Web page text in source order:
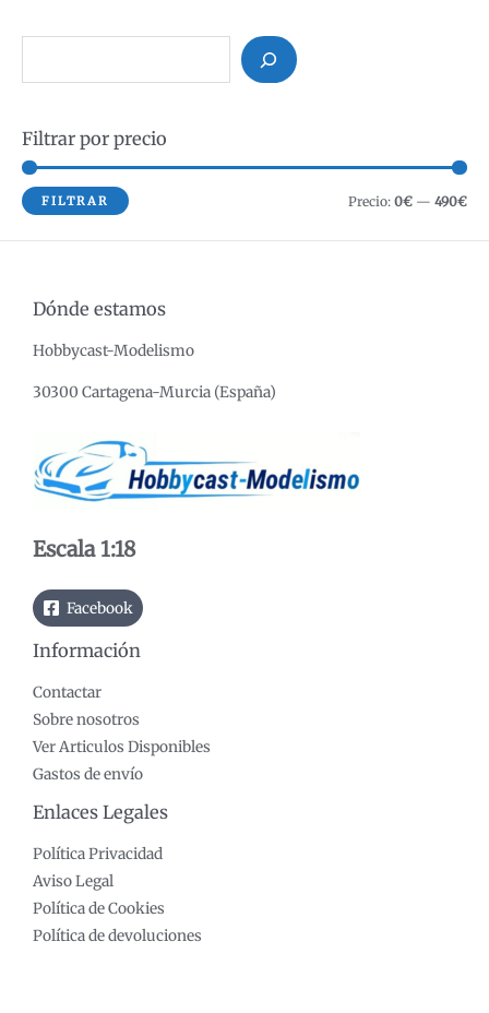
u
c
a
r
Filtrar por precio
PP
FILTRAR Precio: 0€ — 490€
Dónde estamos
Hobbycast-Modelismo
30300 Cartagena-Murcia (España)
Escala 1:18
Facebook
Información
Contactar
Sobre nosotros
Ver Articulos Disponibles
Gastos de envío
Enlaces Legales
Política Privacidad
Aviso Legal
Política de Cookies
Política de devoluciones